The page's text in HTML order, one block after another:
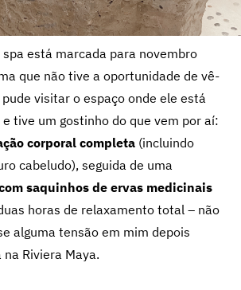
está marcada para novembro
que não tive a oportunidade de vê-
visitar o espaço onde ele está
tive um gostinho do que vem por aí:
corporal completa (incluindo
cabeludo), seguida de uma
saquinhos de ervas medicinais
horas de relaxamento total – não
alguma tensão em mim depois
Riviera Maya.